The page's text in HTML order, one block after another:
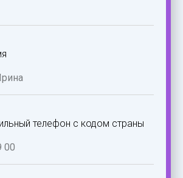
телефон с кодом страны